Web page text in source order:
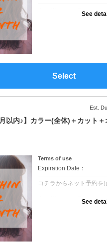
See
Select
Est.
月以内♪】カラー(全体)＋カット
Terms of use
Expiration Date：
コチラからネット予約を
See